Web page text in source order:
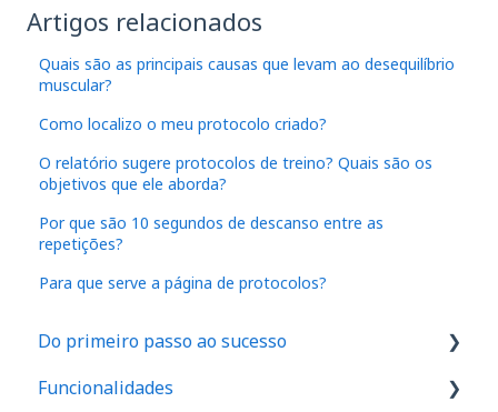
Artigos relacionados
Quais são as principais causas que levam ao desequilíbrio
muscular?
Como localizo o meu protocolo criado?
O relatório sugere protocolos de treino? Quais são os
objetivos que ele aborda?
Por que são 10 segundos de descanso entre as
repetições?
Para que serve a página de protocolos?
Do primeiro passo ao sucesso
1. Como são feitos os cadastros no aplicativo
Funcionalidades